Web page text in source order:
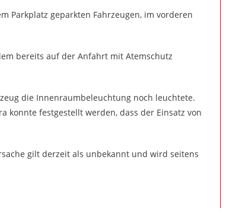
Parkplatz geparkten Fahrzeugen, im vorderen
bereits auf der Anfahrt mit Atemschutz
die Innenraumbeleuchtung noch leuchtete.
festgestellt werden, dass der Einsatz von
gilt derzeit als unbekannt und wird seitens